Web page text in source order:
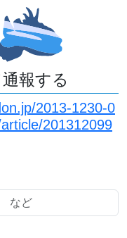
報する
2013-1230-0
201312099